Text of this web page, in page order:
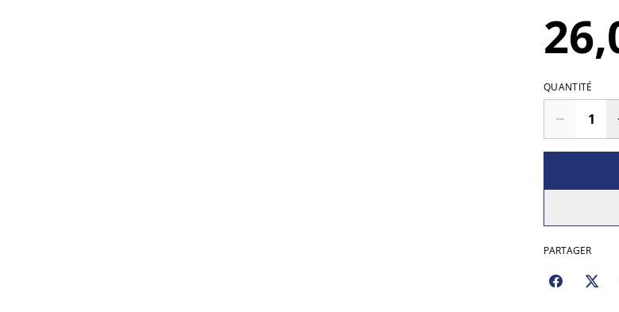
QUANTITÉ
PARTAGER